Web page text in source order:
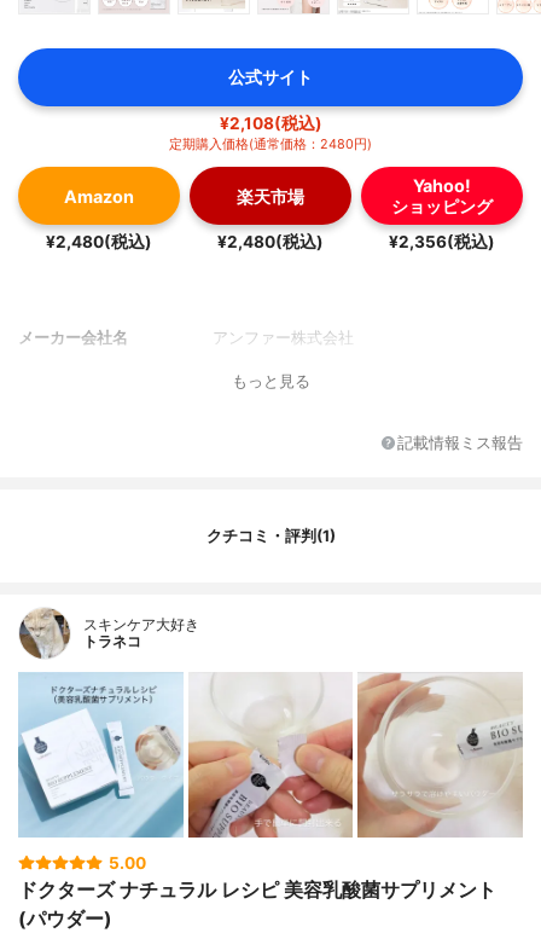
公式サイト
¥2,108(税込)
定期購入価格(通常価格：2480円)
Amazon
¥2,480(税込)
楽天市場
¥2,480(税込)
Yahoo!
ショッピング
¥2,356(税込)
メーカー会社名 アンファー株式会社
もっと見る
記載情報ミス報告
クチコミ・評判(1)
スキンケア大好き
トラネコ
5.00
ドクターズ ナチュラル レシピ 美容乳酸菌サプリメント
(パウダー)